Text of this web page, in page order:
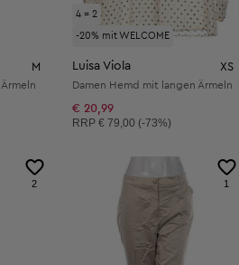
M
4 = 2
-20% mit WELCOME
Luisa Viola XS
Damen Hemd mit langen Ärmeln
€ 20,99
Unverbindliche Preisempfehlung:
RRP € 79,00 (-73%)
2 1